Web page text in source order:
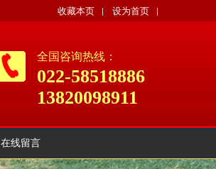
收藏本页 设为首页
全国咨询热线：
022-58518886
13820098911
在线留言